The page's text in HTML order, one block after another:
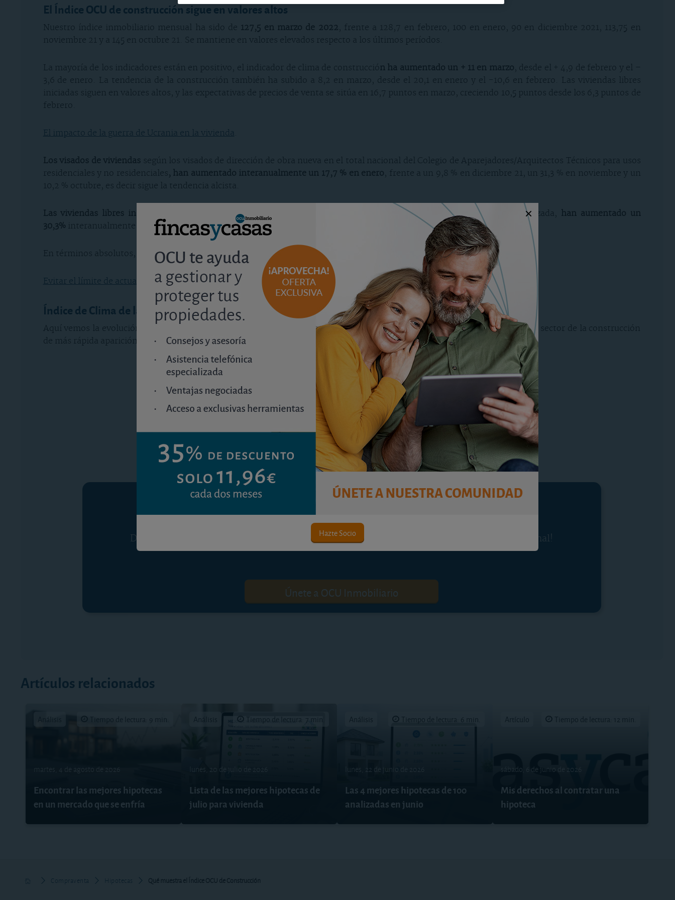
Hazte Socio
El Índice OCU de construcción sigue en valores altos
Nuestro índice inmobiliario mensual ha sido de 127,5 en marzo de 2022, frente a 128,7 en febrero, 100 en enero, 90 en diciembre 2021, 113,75 en
noviembre 21 y a 145 en octubre 21. Se mantiene en valores elevados respecto a los últimos períodos.
La mayoría de los indicadores están en positivo, el indicador de clima de construcció n ha aumentado un + 11 en marzo, desde el + 4,9 de febrero y el –
3,6 de enero. La tendencia de la construcción también ha subido a 8,2 en marzo, desde el 20,1 en enero y el -10,6 en febrero. Las viviendas libres
iniciadas siguen en valores altos, y las expectativas de precios de venta se sitúa en 16,7 puntos en marzo, creciendo 10,5 puntos desde los 6,3 puntos de
febrero.
El impacto de la guerra de Ucrania en la vivienda
Los visados de viviendas según los visados de dirección de obra nueva en el total nacional del Colegio de Aparejadores/Arquitectos Técnicos para usos
residenciales y no residenciales , han aumentado interanualmente un 17,7 % en enero, frente a un 9,8 % en diciembre 21, un 31,3 % en noviembre y un
10,2 % octubre, es decir sigue la tendencia alcista.
Las viviendas libres iniciadas , que se pueden asimilar en tendencia a las licencias cuya estadística lleva tiempo paralizada, han aumentado un
30,3% interanualmente en diciembre de 2021 siguiendo también una tendencia alcista.
En términos absolutos, el número de viviendas libres iniciadas es bajo.
Evitar el límite de actualización de rentas de alquiler
Índice de Clima de la Construcción
Aquí vemos la evolución del Índice del Clima de la Construcción en los últimos meses. Es el indicador coyuntural acerca del sector de la construcción
de más rápida aparición en España, ya que
Contenido premium
Debe ser suscriptor para consultar este contenido. ¡Disfrute ya de nuestra oferta promocional!
Únete a OCU Inmobiliario
Artículos relacionados
Tiempo de lectura: 9 min.
martes, 4 de agosto de 2026
Encontrar las mejores hipotecas
en un mercado que se enfría
Análisis Tiempo de lectura: 7 min.
lunes, 20 de julio de 2026
Lista de las mejores hipotecas de
julio para vivienda
Análisis Tiempo de lectura: 6 min.
lunes, 22 de junio de 2026
Las 4 mejores hipotecas de 100
analizadas en junio
Artículo Tiempo de lectura: 12 min.
sábado, 6 de junio de 2026
Mis derechos al contratar una
hipoteca
Compraventa Hipotecas Qué muestra el Índice OCU de Construcción